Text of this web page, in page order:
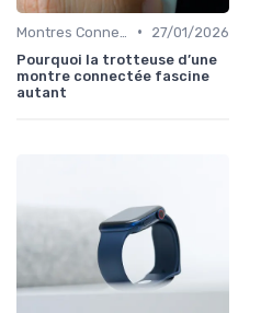
•
27/01/2026
Pourquoi la trotteuse d’une
montre connectée fascine
autant